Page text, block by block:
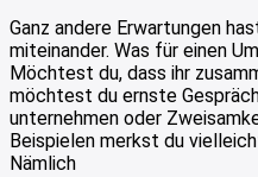
Ganz andere Erwartungen
miteinander. Was für einen
Möchtest du, dass ihr
möchtest du ernste
unternehmen oder
Beispielen merkst du
Nämlich